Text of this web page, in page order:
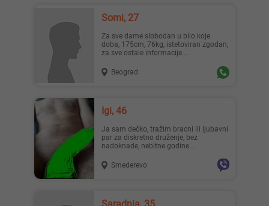
Somi, 27
Za sve dame slobodan u bilo koje
doba, 175cm, 76kg, istetoviran zgodan,
za sve ostale informacije...
Beograd
Igi, 46
Ja sam dečko, tražim bracni ili ljubavni
par za diskretno druženje, bez
nadoknade, nebitne godine...
Smederevo